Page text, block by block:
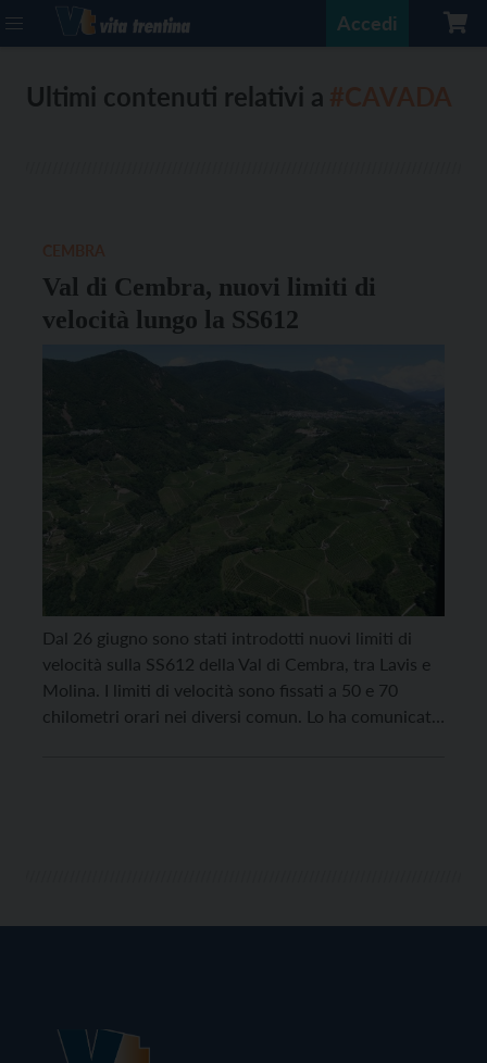
Accedi
Ultimi contenuti relativi a
Val di Cembra, nuovi limiti di
velocità lungo la SS612
Dal 26 giugno sono stati introdotti nuovi limiti di
velocità sulla SS612 della Val di Cembra, tra Lavis e
Molina. I limiti di velocità sono fissati a 50 e 70
chilometri orari nei diversi comun. Lo ha comunicato